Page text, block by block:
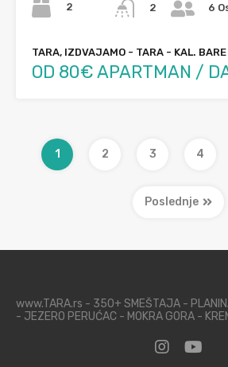
2
2
6
TARA, IZDVAJAMO - TARA - KAL. BARE
OD 80€ APARTMAN /
1 2 3 4
Poslednje
www.TARA.rs - 350+ SMEŠTAJA -
- JEZERO PERUĆAC - MOKRA GORA -